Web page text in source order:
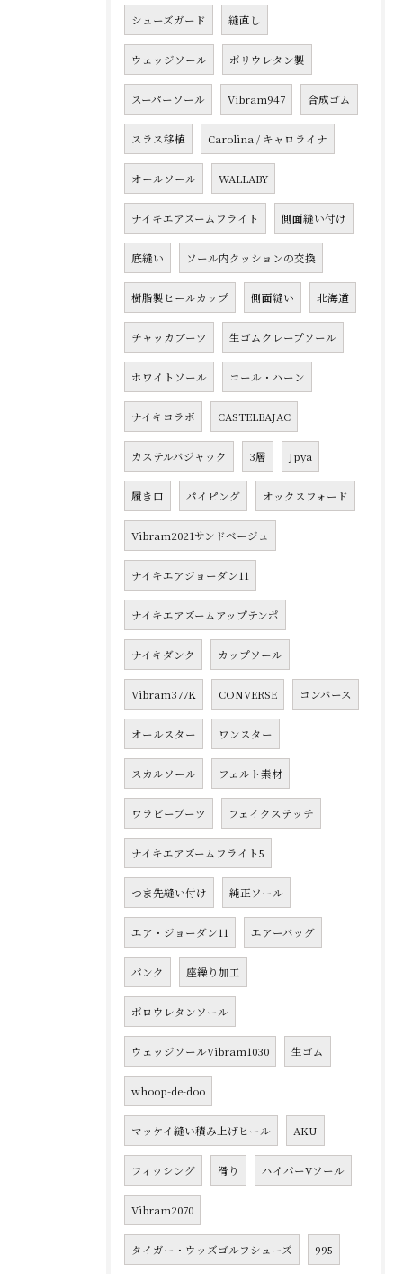
シューズガード 縫直し
ウェッジソール ポリウレタン製
スーパーソール Vibram947 合成ゴム
スラス移植 Carolina / キャロライナ
オールソール WALLABY
ナイキエアズームフライト 側面縫い付け
底縫い ソール内クッションの交換
樹脂製ヒールカップ 側面縫い 北海道
チャッカブーツ 生ゴムクレープソール
ホワイトソール コール・ハーン
ナイキコラボ CASTELBAJAC
カステルバジャック 3層 Jpya
履き口 パイピング オックスフォード
Vibram2021サンドベージュ
ナイキエアジョーダン11
ナイキエアズームアップテンポ
ナイキダンク カップソール
Vibram377K CONVERSE コンバース
オールスター ワンスター
スカルソール フェルト素材
ワラビーブーツ フェイクステッチ
ナイキエアズームフライト5
つま先縫い付け 純正ソール
エア・ジョーダン11 エアーバッグ
パンク 座繰り加工
ポロウレタンソール
ウェッジソールVibram1030 生ゴム
whoop-de-doo
マッケイ縫い積み上げヒール AKU
フィッシング 滑り ハイパーVソール
Vibram2070
タイガー・ウッズゴルフシューズ 995